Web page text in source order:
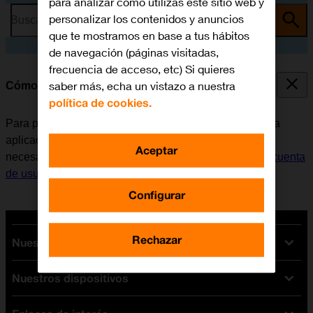
Busca por problema o tema
Cómo instalar Instagram
Para poder utilizar Instagram, es necesario instalar esta
aplicación en el móvil. Antes de instalar Instagram, es
necesario
configurar el móvil para internet
activar la cuenta
de usuario en el móvil
Nuestras tarifas
Tarifas Orange
Tarifas fibra y móvil
Nuestros dispositivos
personalizar los contenidos y anuncios
que te mostramos en base a tus hábitos
de navegación (páginas visitadas,
frecuencia de acceso, etc) Si quieres
saber más, echa un vistazo a nuestra
política de cookies.
Configurar
Rechazar
Aceptar